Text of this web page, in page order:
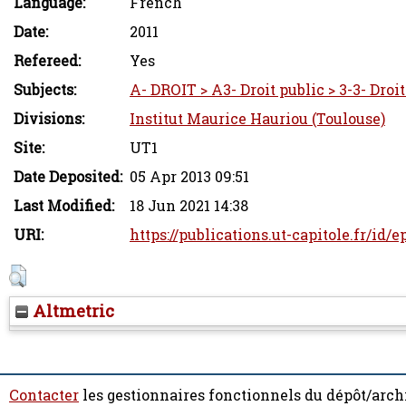
Date:
2011
Refereed:
Yes
Subjects:
A- DROIT > A3- Droit public > 3-3-
Divisions:
Institut Maurice Hauriou (Toulouse)
Site:
UT1
Date Deposited: 05 Apr 2013 09:51
Last Modified:
18 Jun 2021 14:38
URI:
https://publications.ut-capitole.fr/id/
Altmetric
Contacter les gestionnaires fonctionnels du dépôt/